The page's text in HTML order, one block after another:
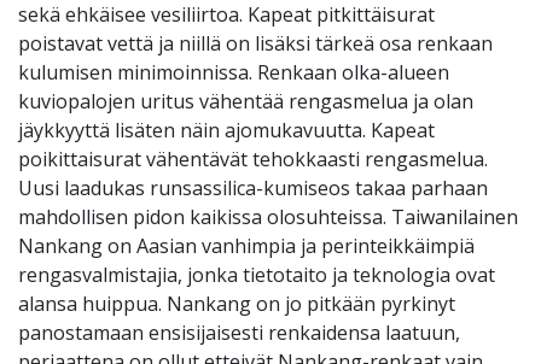
sekä ehkäisee vesiliirtoa. Kapeat pitkittäisurat
poistavat vettä ja niillä on lisäksi tärkeä osa renkaan
kulumisen minimoinnissa. Renkaan olka-alueen
kuviopalojen uritus vähentää rengasmelua ja olan
jäykkyyttä lisäten näin ajomukavuutta. Kapeat
poikittaisurat vähentävät tehokkaasti rengasmelua.
Uusi laadukas runsassilica-kumiseos takaa parhaan
mahdollisen pidon kaikissa olosuhteissa. Taiwanilainen
Nankang on Aasian vanhimpia ja perinteikkäimpiä
rengasvalmistajia, jonka tietotaito ja teknologia ovat
alansa huippua. Nankang on jo pitkään pyrkinyt
panostamaan ensisijaisesti renkaidensa laatuun,